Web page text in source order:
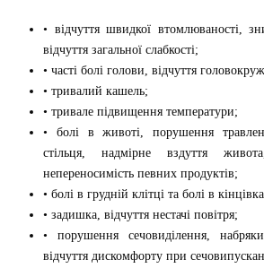
• відчуття швидкої втомлюваності,
відчуття загальної слабкості;
• часті болі голови, відчуття
• тривалий кашель;
• тривале підвищення температури;
• болі в животі, порушення
стільця, надмірне вздуття
непереносимість певних продуктів;
• болі в грудній клітці та болі в
• задишка, відчуття нестачі повітря;
• порушення сечовиділення,
відчуття дискомфорту при